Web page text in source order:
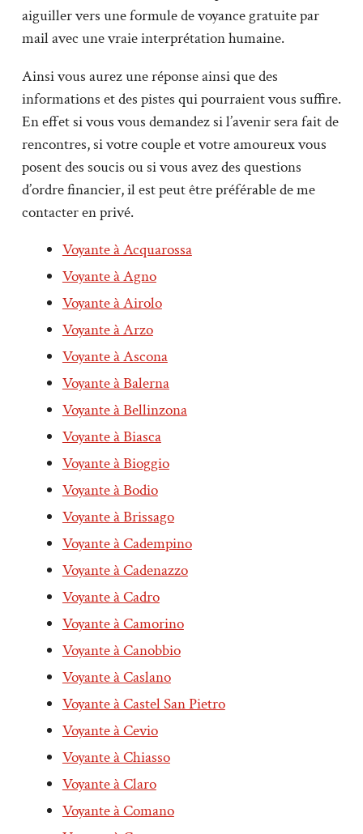
aiguiller vers une formule de voyance gratuite par
mail avec une vraie interprétation humaine.
Ainsi vous aurez une réponse ainsi que des
informations et des pistes qui pourraient vous suffire.
En effet si vous vous demandez si l’avenir sera fait de
rencontres, si votre couple et votre amoureux vous
posent des soucis ou si vous avez des questions
d’ordre financier, il est peut être préférable de me
contacter en privé.
Voyante à Acquarossa
Voyante à Agno
Voyante à Airolo
Voyante à Arzo
Voyante à Ascona
Voyante à Balerna
Voyante à Bellinzona
Voyante à Biasca
Voyante à Bioggio
Voyante à Bodio
Voyante à Brissago
Voyante à Cadempino
Voyante à Cadenazzo
Voyante à Cadro
Voyante à Camorino
Voyante à Canobbio
Voyante à Caslano
Voyante à Castel San Pietro
Voyante à Cevio
Voyante à Chiasso
Voyante à Claro
Voyante à Comano